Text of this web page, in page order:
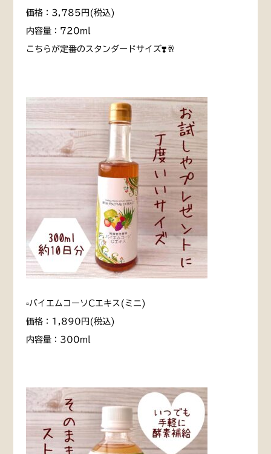
価格：3,785円(税込)
内容量：720ml
こちらが定番のスタンダードサイズ❣️🥂
▫️バイエムコーソCエキス(ミニ)
価格：1,890円(税込)
内容量：300ml